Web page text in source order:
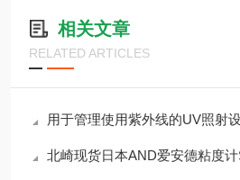
相关文章
RELATED ARTICLES
用于管理使用紫外线的UV照射设备的光
北崎现货日本AND爱安德粘度计